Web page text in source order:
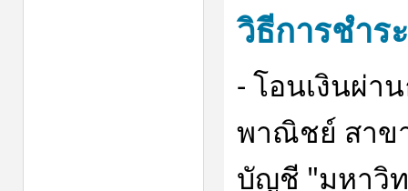
วิธีการชำร
- โอนเงินผ่า
พาณิชย์ สาข
บัญชี "มหาวิ